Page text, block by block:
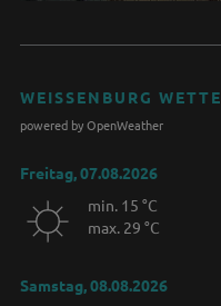
WEISSENBURG WETTER
powered by OpenWeather
Freitag, 07.08.2026
min. 15 °C
max. 29 °C
Samstag, 08.08.2026